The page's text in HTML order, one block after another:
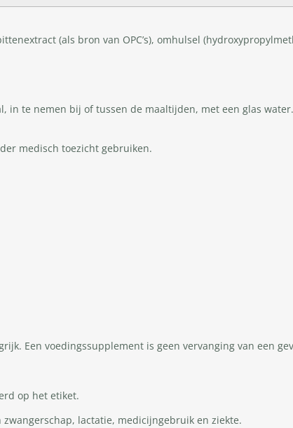
(als bron van OPC’s), omhulsel
in te nemen bij of tussen de maaltijden, met een glas water.
medisch toezicht gebruiken.
Een voedingssupplement is geen vervanging van een
op het etiket.
lactatie, medicijngebruik en ziekte.